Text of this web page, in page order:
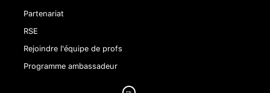
Partenariat
RSE
Rejoindre l'équipe de profs
Programme ambassadeur